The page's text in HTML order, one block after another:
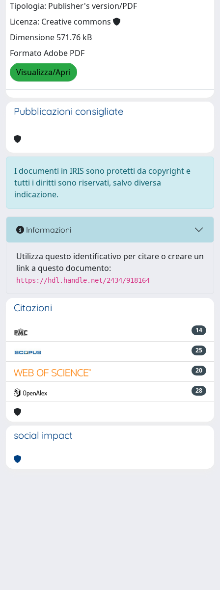
Tipologia: Publisher's version/PDF
Licenza: Creative commons
Dimensione 571.76 kB
Formato Adobe PDF
Visualizza/Apri
Pubblicazioni consigliate
I documenti in IRIS sono protetti da copyright e
tutti i diritti sono riservati, salvo diversa
indicazione.
Informazioni
Utilizza questo identificativo per citare o creare un
link a questo documento:
https://hdl.handle.net/2434/918164
Citazioni
14
25
20
28
social impact